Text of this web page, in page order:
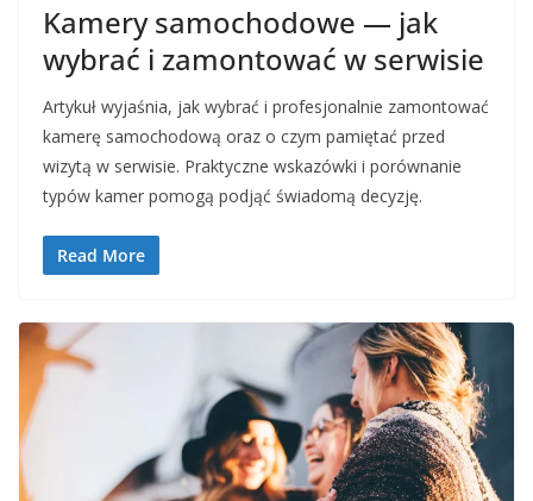
Kamery samochodowe — jak
wybrać i zamontować w serwisie
Artykuł wyjaśnia, jak wybrać i profesjonalnie zamontować
kamerę samochodową oraz o czym pamiętać przed
wizytą w serwisie. Praktyczne wskazówki i porównanie
typów kamer pomogą podjąć świadomą decyzję.
Read More